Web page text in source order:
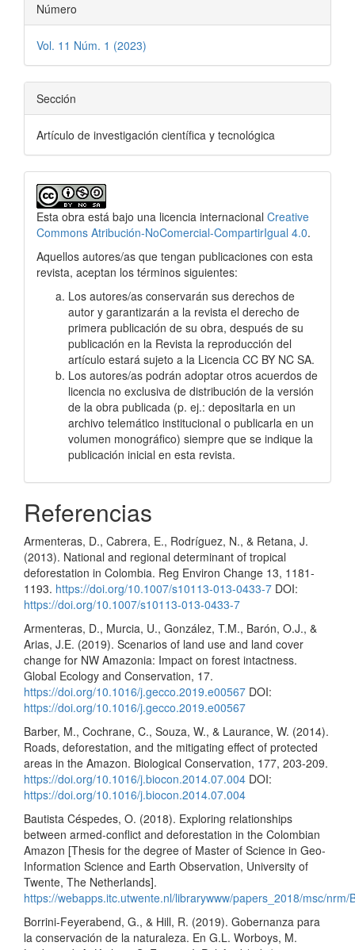
Número
Vol. 11 Núm. 1 (2023)
Sección
Artículo de investigación científica y tecnológica
Esta obra está bajo una licencia internacional Creative
Commons Atribución-NoComercial-CompartirIgual 4.0.
Aquellos autores/as que tengan publicaciones con esta
revista, aceptan los términos siguientes:
Los autores/as conservarán sus derechos de
autor y garantizarán a la revista el derecho de
primera publicación de su obra, después de su
publicación en la Revista la reproducción del
artículo estará sujeto a la Licencia CC BY NC SA.
Los autores/as podrán adoptar otros acuerdos de
licencia no exclusiva de distribución de la versión
de la obra publicada (p. ej.: depositarla en un
archivo telemático institucional o publicarla en un
volumen monográfico) siempre que se indique la
publicación inicial en esta revista.
Referencias
Armenteras, D., Cabrera, E., Rodríguez, N., & Retana, J.
(2013). National and regional determinant of tropical
deforestation in Colombia. Reg Environ Change 13, 1181-
1193. https://doi.org/10.1007/s10113-013-0433-7 DOI:
https://doi.org/10.1007/s10113-013-0433-7
Armenteras, D., Murcia, U., González, T.M., Barón, O.J., &
Arias, J.E. (2019). Scenarios of land use and land cover
change for NW Amazonia: Impact on forest intactness.
Global Ecology and Conservation, 17.
https://doi.org/10.1016/j.gecco.2019.e00567 DOI:
https://doi.org/10.1016/j.gecco.2019.e00567
Barber, M., Cochrane, C., Souza, W., & Laurance, W. (2014).
Roads, deforestation, and the mitigating effect of protected
areas in the Amazon. Biological Conservation, 177, 203-209.
https://doi.org/10.1016/j.biocon.2014.07.004 DOI:
https://doi.org/10.1016/j.biocon.2014.07.004
Bautista Céspedes, O. (2018). Exploring relationships
between armed-conflict and deforestation in the Colombian
Amazon [Thesis for the degree of Master of Science in Geo-
Information Science and Earth Observation, University of
Twente, The Netherlands].
https://webapps.itc.utwente.nl/librarywww/papers_2018/msc/nrm/
Borrini-Feyerabend, G., & Hill, R. (2019). Gobernanza para
la conservación de la naturaleza. En G.L. Worboys, M.